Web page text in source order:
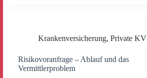
Krankenversicherung, Private KV
Risikovoranfrage – Ablauf und das
Vermittlerproblem